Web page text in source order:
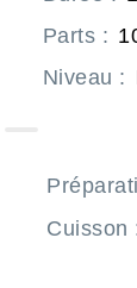
Parts :
Niveau :
Cuisson